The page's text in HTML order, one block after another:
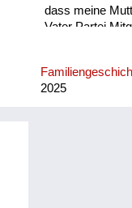
dass meine
Vater Partei
meinem
nur
2025